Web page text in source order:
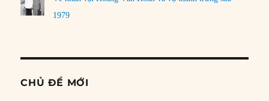
1979
CHỦ ĐỀ MỚI